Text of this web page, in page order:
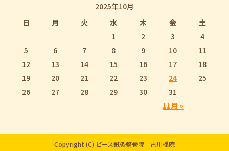
2025年10月
日
月 火 水 木 金 土
11月 »
1 2 3
4
5
6 7 8 9 10
11
12
13 14 15 16 17
18
19
20 21 22 23 24
25
26
27 28 29 30 31
Copyright (C) ピース鍼灸整骨院 古川橋院